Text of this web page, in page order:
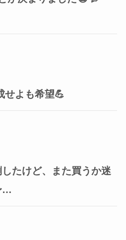
せよも希望💪
たけど、また買うか迷
…